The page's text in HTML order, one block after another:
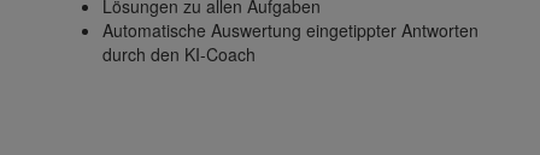
Lösungen zu allen Aufgaben
Automatische Auswertung eingetippter Antworten
durch den KI-Coach